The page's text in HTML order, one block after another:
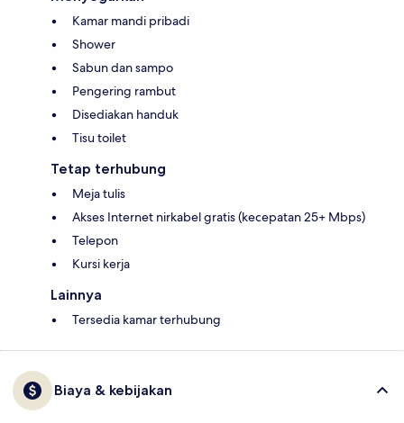
Kamar mandi pribadi
Shower
Sabun dan sampo
Pengering rambut
Disediakan handuk
Tisu toilet
Tetap terhubung
Meja tulis
Akses Internet nirkabel gratis (kecepatan 25+ Mbps)
Telepon
Kursi kerja
Lainnya
Tersedia kamar terhubung
Biaya & kebijakan